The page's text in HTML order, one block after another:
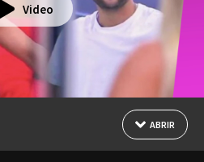
Video
ABRIR